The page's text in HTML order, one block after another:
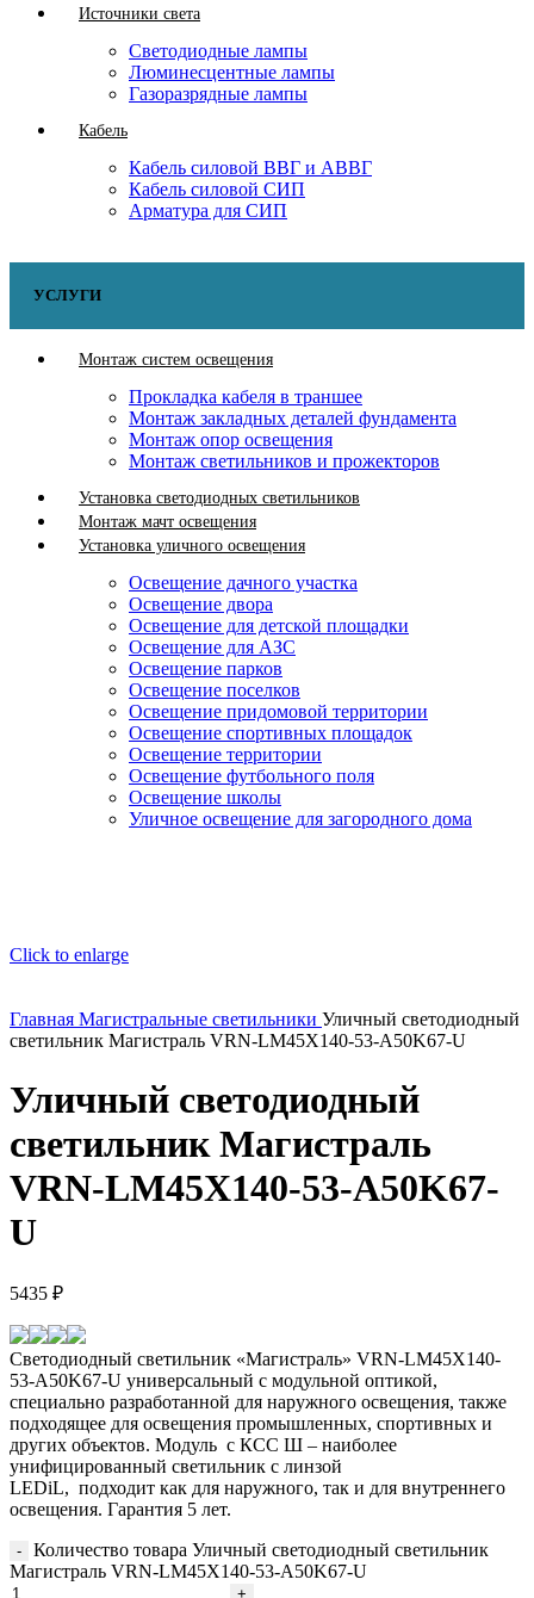
Источники света
Светодиодные лампы
Люминесцентные лампы
Газоразрядные лампы
Кабель
Кабель силовой ВВГ и АВВГ
Кабель силовой СИП
Арматура для СИП
УСЛУГИ
Монтаж систем освещения
Прокладка кабеля в траншее
Монтаж закладных деталей фундамента
Монтаж опор освещения
Монтаж светильников и прожекторов
Установка светодиодных светильников
Монтаж мачт освещения
Установка уличного освещения
Освещение дачного участка
Освещение двора
Освещение для детской площадки
Освещение для АЗС
Освещение парков
Освещение поселков
Освещение придомовой территории
Освещение спортивных площадок
Освещение территории
Освещение футбольного поля
Освещение школы
Уличное освещение для загородного дома
Click to enlarge
Главная Магистральные светильники Уличный светодиодный
светильник Магистраль VRN-LM45X140-53-A50K67-U
Уличный светодиодный
светильник Магистраль
VRN-LM45X140-53-A50K67-
U
5435 ₽
Светодиодный светильник «Магистраль» VRN-LM45X140-
53-A50K67-U универсальный c модульной оптикой,
специально разработанной для наружного освещения, также
подходящее для освещения промышленных, спортивных и
других объектов. Модуль с КСС Ш – наиболее
унифицированный светильник с линзой
LEDiL, подходит как для наружного, так и для внутреннего
освещения. Гарантия 5 лет.
Количество товара Уличный светодиодный светильник
Магистраль VRN-LM45X140-53-A50K67-U